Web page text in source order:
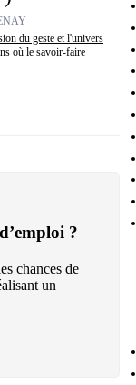
du geste et l'univers
où le savoir-faire
?
chances de
un